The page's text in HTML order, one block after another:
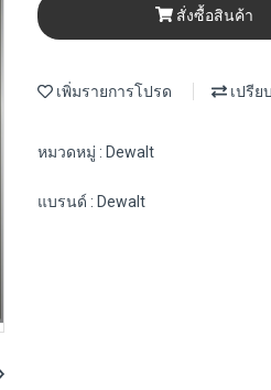
สั่งซื้อสินค้า
เพิ่มรายการโปรด เปรีย
หมวดหมู่ : Dewalt
แบรนด์ : Dewalt